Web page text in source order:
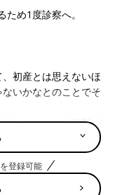
め1度診察へ。
初産とは思えないほ
いかなとのことでそ
のかとここで絶望す
けも全然届かなかっ
んとにひとりじゃな
登録可能